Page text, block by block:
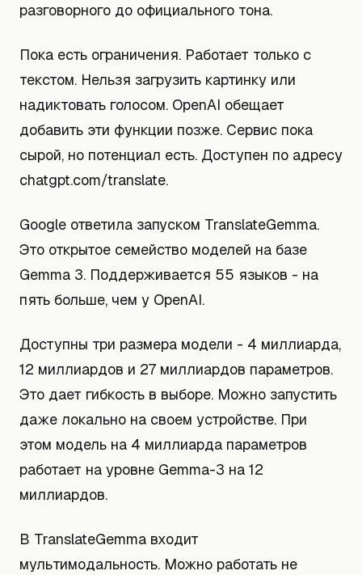
разговорного до официального тона.
Пока есть ограничения. Работает только с
текстом. Нельзя загрузить картинку или
надиктовать голосом. OpenAI обещает
добавить эти функции позже. Сервис пока
сырой, но потенциал есть. Доступен по адресу
chatgpt.com/translate.
Google ответила запуском TranslateGemma.
Это открытое семейство моделей на базе
Gemma 3. Поддерживается 55 языков - на
пять больше, чем у OpenAI.
Доступны три размера модели - 4 миллиарда,
12 миллиардов и 27 миллиардов параметров.
Это дает гибкость в выборе. Можно запустить
даже локально на своем устройстве. При
этом модель на 4 миллиарда параметров
работает на уровне Gemma-3 на 12
миллиардов.
В TranslateGemma входит
мультимодальность. Можно работать не